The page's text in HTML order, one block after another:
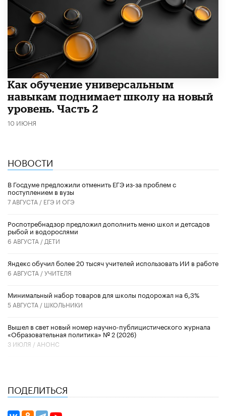
​Как обучение универсальным
навыкам поднимает школу на новый
уровень. Часть 2
10 ИЮНЯ
НОВОСТИ
В Госдуме предложили отменить ЕГЭ из-за проблем с
поступлением в вузы
7 АВГУСТА / ЕГЭ И ОГЭ
Роспотребнадзор предложил дополнить меню школ и детсадов
рыбой и водорослями
6 АВГУСТА / ДЕТИ
​Яндекс обучил более 20 тысяч учителей использовать ИИ в работе
6 АВГУСТА /УЧИТЕЛЯ
Минимальный набор товаров для школы подорожал на 6,3%
5 АВГУСТА / ШКОЛЬНИКИ
Вышел в свет новый номер научно-публицистического журнала
«Образовательная политика» № 2 (2026)
3 ИЮЛЯ / АНОНС
ПОДЕЛИТЬСЯ